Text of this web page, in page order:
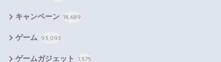
キャンペーン 18,689
ゲーム 93,093
ゲームガジェット 1,575